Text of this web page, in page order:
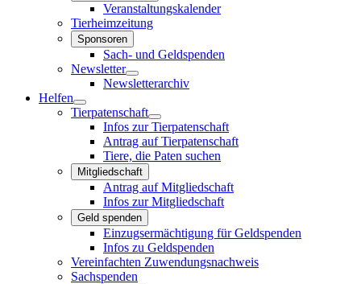
Veranstaltungskalender
Tierheimzeitung
Sponsoren
Sach- und Geldspenden
Newsletter
Newsletterarchiv
Helfen
Tierpatenschaft
Infos zur Tierpatenschaft
Antrag auf Tierpatenschaft
Tiere, die Paten suchen
Mitgliedschaft
Antrag auf Mitgliedschaft
Infos zur Mitgliedschaft
Geld spenden
Einzugsermächtigung für Geldspenden
Infos zu Geldspenden
Vereinfachten Zuwendungsnachweis
Sachspenden